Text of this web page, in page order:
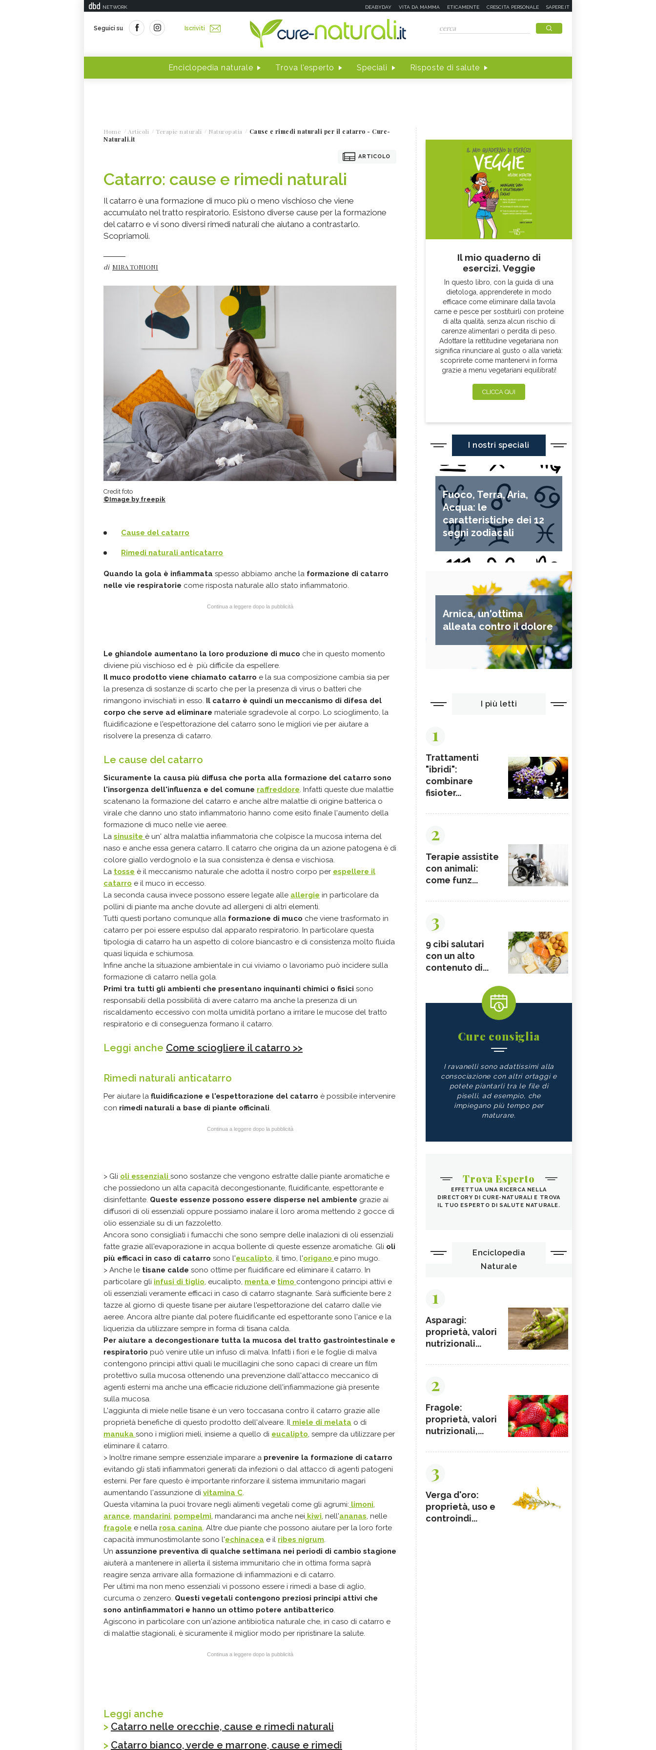
NETWORK DEABYDAY VITA DA MAMMA ETICAMENTE CRESCITA PERSONALE SAPERE.IT
Seguici su Iscriviti
Enciclopedia naturale Trova l'esperto Speciali Risposte di salute
Home Articoli Terapie naturali Naturopatia
Cause e rimedi naturali per il catarro - Cure-
Naturali.it
ARTICOLO
Catarro: cause e rimedi naturali
Il catarro è una formazione di muco più o meno vischioso che viene
accumulato nel tratto respiratorio. Esistono diverse cause per la formazione
del catarro e vi sono diversi rimedi naturali che aiutano a contrastarlo.
Scopriamoli.
di MIRA TONIONI
Credit foto
©Image by freepik
Cause del catarro
Rimedi naturali anticatarro
Quando la gola è infiammata spesso abbiamo anche la formazione di catarro
nelle vie respiratorie come risposta naturale allo stato infiammatorio.
Continua a leggere dopo la pubblicità
Le ghiandole aumentano la loro produzione di muco che in questo momento
diviene più vischioso ed è più difficile da espellere.
Il muco prodotto viene chiamato catarro e la sua composizione cambia sia per
la presenza di sostanze di scarto che per la presenza di virus o batteri che
rimangono invischiati in esso. Il catarro è quindi un meccanismo di difesa del
corpo che serve ad eliminare materiale sgradevole al corpo. Lo scioglimento, la
fluidificazione e l'espettorazione del catarro sono le migliori vie per aiutare a
risolvere la presenza di catarro.
Le cause del catarro
Sicuramente la causa più diffusa che porta alla formazione del catarro sono
l'insorgenza dell'influenza e del comune raffreddore. Infatti queste due malattie
scatenano la formazione del catarro e anche altre malattie di origine batterica o
virale che danno uno stato infiammatorio hanno come esito finale l'aumento della
formazione di muco nelle vie aeree.
La sinusite è un' altra malattia infiammatoria che colpisce la mucosa interna del
naso e anche essa genera catarro. Il catarro che origina da un azione patogena è di
colore giallo verdognolo e la sua consistenza è densa e vischiosa.
La tosse è il meccanismo naturale che adotta il nostro corpo per espellere il
catarro e il muco in eccesso.
La seconda causa invece possono essere legate alle allergie in particolare da
pollini di piante ma anche dovute ad allergeni di altri elementi.
Tutti questi portano comunque alla formazione di muco che viene trasformato in
catarro per poi essere espulso dal apparato respiratorio. In particolare questa
tipologia di catarro ha un aspetto di colore biancastro e di consistenza molto fluida
quasi liquida e schiumosa.
Infine anche la situazione ambientale in cui viviamo o lavoriamo può incidere sulla
formazione di catarro nella gola.
Primi tra tutti gli ambienti che presentano inquinanti chimici o fisici sono
responsabili della possibilità di avere catarro ma anche la presenza di un
riscaldamento eccessivo con molta umidità portano a irritare le mucose del tratto
respiratorio e di conseguenza formano il catarro.
Leggi anche Come sciogliere il catarro >>
Rimedi naturali anticatarro
Per aiutare la fluidificazione e l'espettorazione del catarro è possibile intervenire
con rimedi naturali a base di piante officinali.
Continua a leggere dopo la pubblicità
> Gli oli essenziali sono sostanze che vengono estratte dalle piante aromatiche e
che possiedono un alta capacità decongestionante, fluidificante, espettorante e
disinfettante. Queste essenze possono essere disperse nel ambiente grazie ai
diffusori di oli essenziali oppure possiamo inalare il loro aroma mettendo 2 gocce di
olio essenziale su di un fazzoletto.
Ancora sono consigliati i fumacchi che sono sempre delle inalazioni di oli essenziali
fatte grazie all'evaporazione in acqua bollente di queste essenze aromatiche. Gli oli
più efficaci in caso di catarro sono l'eucalipto, il timo, l'origano e pino mugo.
> Anche le tisane calde sono ottime per fluidificare ed eliminare il catarro. In
particolare gli infusi di tiglio, eucalipto, menta e timo contengono principi attivi e
oli essenziali veramente efficaci in caso di catarro stagnante. Sarà sufficiente bere 2
tazze al giorno di queste tisane per aiutare l'espettorazione del catarro dalle vie
aeree. Ancora altre piante dal potere fluidificante ed espettorante sono l'anice e la
liquerizia da utilizzare sempre in forma di tisana calda.
Per aiutare a decongestionare tutta la mucosa del tratto gastrointestinale e
respiratorio può venire utile un infuso di malva. Infatti i fiori e le foglie di malva
contengono principi attivi quali le mucillagini che sono capaci di creare un film
protettivo sulla mucosa ottenendo una prevenzione dall'attacco meccanico di
agenti esterni ma anche una efficacie riduzione dell'infiammazione già presente
sulla mucosa.
L'aggiunta di miele nelle tisane è un vero toccasana contro il catarro grazie alle
proprietà benefiche di questo prodotto dell'alveare. Il miele di melata o di
manuka sono i migliori mieli, insieme a quello di eucalipto, sempre da utilizzare per
eliminare il catarro.
> Inoltre rimane sempre essenziale imparare a prevenire la formazione di catarro
evitando gli stati infiammatori generati da infezioni o dal attacco di agenti patogeni
esterni. Per fare questo è importante rinforzare il sistema immunitario magari
aumentando l'assunzione di vitamina C.
Questa vitamina la puoi trovare negli alimenti vegetali come gli agrumi: limoni,
arance, mandarini, pompelmi, mandaranci ma anche nei kiwi, nell'ananas, nelle
fragole e nella rosa canina. Altre due piante che possono aiutare per la loro forte
capacità immunostimolante sono l'echinacea e il ribes nigrum.
Un assunzione preventiva di qualche settimana nei periodi di cambio stagione
aiuterà a mantenere in allerta il sistema immunitario che in ottima forma saprà
reagire senza arrivare alla formazione di infiammazioni e di catarro.
Per ultimi ma non meno essenziali vi possono essere i rimedi a base di aglio,
curcuma o zenzero. Questi vegetali contengono preziosi principi attivi che
sono antinfiammatori e hanno un ottimo potere antibatterico.
Agiscono in particolare con un'azione antibiotica naturale che, in caso di catarro e
di malattie stagionali, è sicuramente il miglior modo per ripristinare la salute.
Continua a leggere dopo la pubblicità
Leggi anche
> Catarro nelle orecchie, cause e rimedi naturali
> Catarro bianco, verde e marrone, cause e rimedi
Il mio quaderno di
esercizi. Veggie
In questo libro, con la guida di una
dietologa, apprenderete in modo
efficace come eliminare dalla tavola
carne e pesce per sostituirli con proteine
di alta qualità, senza alcun rischio di
carenze alimentari o perdita di peso.
Adottare la rettitudine vegetariana non
significa rinunciare al gusto o alla varietà:
scoprirete come mantenervi in forma
grazie a menu vegetariani equilibrati!
CLICCA QUI
I nostri speciali
Fuoco, Terra, Aria,
Acqua: le
caratteristiche dei 12
segni zodiacali
Arnica, un'ottima
alleata contro il dolore
I più letti
1
Trattamenti
"ibridi":
combinare
fisioter...
2
Terapie assistite
con animali:
come funz...
3
9 cibi salutari
con un alto
contenuto di...
Cure consiglia
I ravanelli sono adattissimi alla
consociazione con altri ortaggi e
potete piantarli tra le file di
piselli, ad esempio, che
impiegano più tempo per
maturare.
Trova Esperto
EFFETTUA UNA RICERCA NELLA
DIRECTORY DI CURE-NATURALI E TROVA
IL TUO ESPERTO DI SALUTE NATURALE.
Enciclopedia
Naturale
1
Asparagi:
proprietà, valori
nutrizionali...
2
Fragole:
proprietà, valori
nutrizionali,...
3
Verga d'oro:
proprietà, uso e
controindi...